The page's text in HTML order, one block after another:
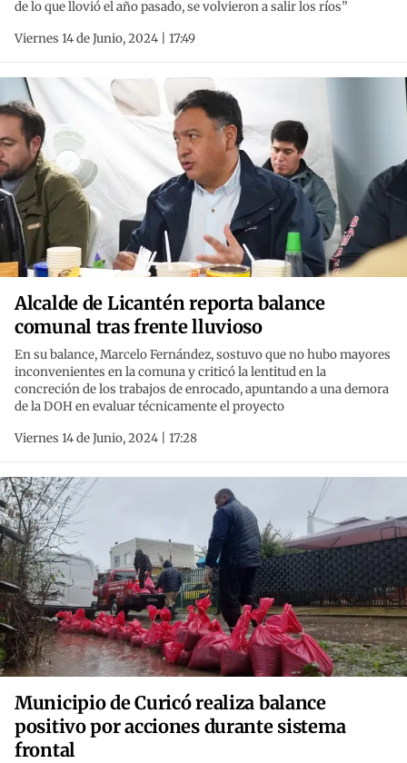
de lo que llovió el año pasado, se volvieron a salir los ríos”
Viernes 14 de Junio, 2024 | 17:49
Alcalde de Licantén reporta balance
comunal tras frente lluvioso
En su balance, Marcelo Fernández, sostuvo que no hubo mayores
inconvenientes en la comuna y criticó la lentitud en la
concreción de los trabajos de enrocado, apuntando a una demora
de la DOH en evaluar técnicamente el proyecto
Viernes 14 de Junio, 2024 | 17:28
Municipio de Curicó realiza balance
positivo por acciones durante sistema
frontal